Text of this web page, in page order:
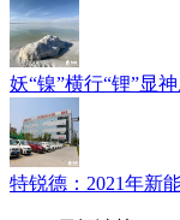
妖“镍”横行“锂”显
特锐德：2021年新